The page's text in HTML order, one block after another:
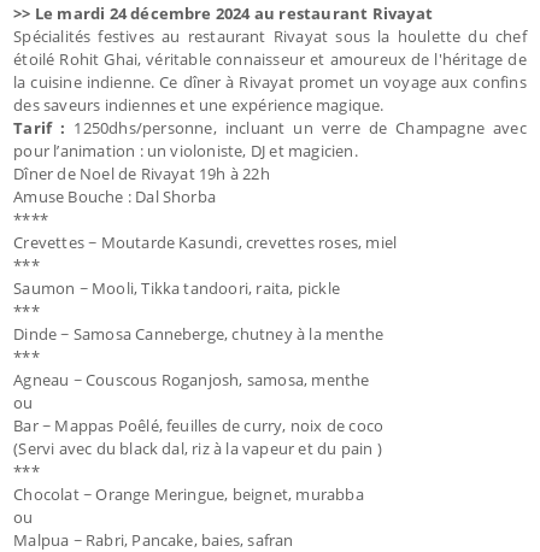
>> Le mardi 24 décembre 2024 au restaurant Rivayat
Spécialités festives au restaurant Rivayat sous la houlette du chef
étoilé Rohit Ghai, véritable connaisseur et amoureux de l'héritage de
la cuisine indienne. Ce dîner à Rivayat promet un voyage aux confins
des saveurs indiennes et une expérience magique.
Tarif : 1250dhs/personne, incluant un verre de Champagne avec
pour l’animation : un violoniste, DJ et magicien.
Dîner de Noel de Rivayat 19h à 22h
Amuse Bouche : Dal Shorba
****
Crevettes ~ Moutarde Kasundi, crevettes roses, miel
***
Saumon ~ Mooli, Tikka tandoori, raita, pickle
***
Dinde ~ Samosa Canneberge, chutney à la menthe
***
Agneau ~ Couscous Roganjosh, samosa, menthe
ou
Bar ~ Mappas Poêlé, feuilles de curry, noix de coco
(Servi avec du black dal, riz à la vapeur et du pain )
***
Chocolat ~ Orange Meringue, beignet, murabba
ou
Malpua ~ Rabri, Pancake, baies, safran